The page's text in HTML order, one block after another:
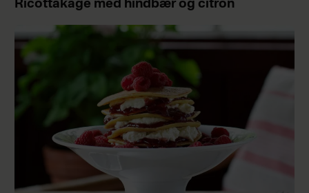
Ricottakage med hindbær og citron